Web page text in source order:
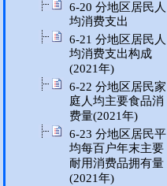
6-20 分地区居民人
均消费支出
6-21 分地区居民人
均消费支出构成
(2021年)
6-22 分地区居民家
庭人均主要食品消
费量(2021年)
6-23 分地区居民平
均每百户年末主要
耐用消费品拥有量
(2021年)